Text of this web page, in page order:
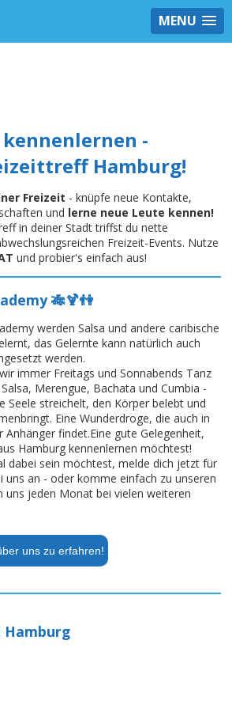
MENU
-
Hamburg!
Freizeit - knüpfe neue Kontakte,
und lerne neue Leute kennen!
in deiner Stadt triffst du nette
Freizeit-Events. Nutze
und probier's einfach aus!
🎋🍹👫
werden Salsa und andere caribische
das Gelernte kann natürlich auch
werden.
immer Freitags und Sonnabends Tanz
Merengue, Bachata und Cumbia -
Seele streichelt, den Körper belebt und
Eine Wunderdroge, die auch in
findet.Eine gute Gelegenheit,
Hamburg kennenlernen möchtest!
dabei sein möchtest, melde dich jetzt für
uns an - oder komme einfach zu unseren
uns jeden Monat bei vielen weiteren
uns zu erfahren!
Hamburg